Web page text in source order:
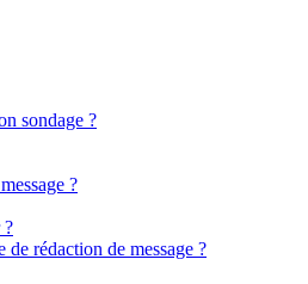
sondage ?
?
?
rédaction de message ?